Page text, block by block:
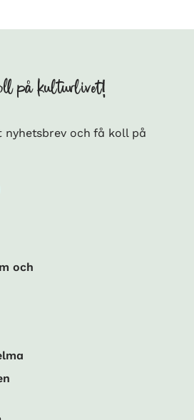
på kulturlivet!
nyhetsbrev och få koll på
och